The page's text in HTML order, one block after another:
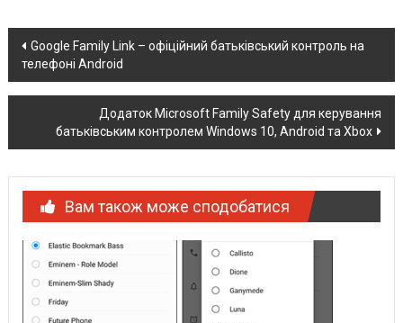
Post
navigation
Google Family Link – офіційний батьківський контроль на
телефоні Android
Додаток Microsoft Family Safety для керування
батьківським контролем Windows 10, Android та Xbox
Вам також може сподобатися